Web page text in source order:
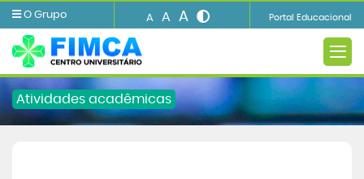
O Grupo A A A Portal Educacional
Atividades acadêmicas